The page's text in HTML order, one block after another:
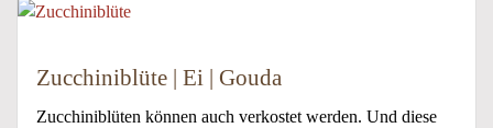
Zucchiniblüte | Ei | Gouda
Zucchiniblüten können auch verkostet werden. Und diese